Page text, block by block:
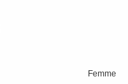
Femme